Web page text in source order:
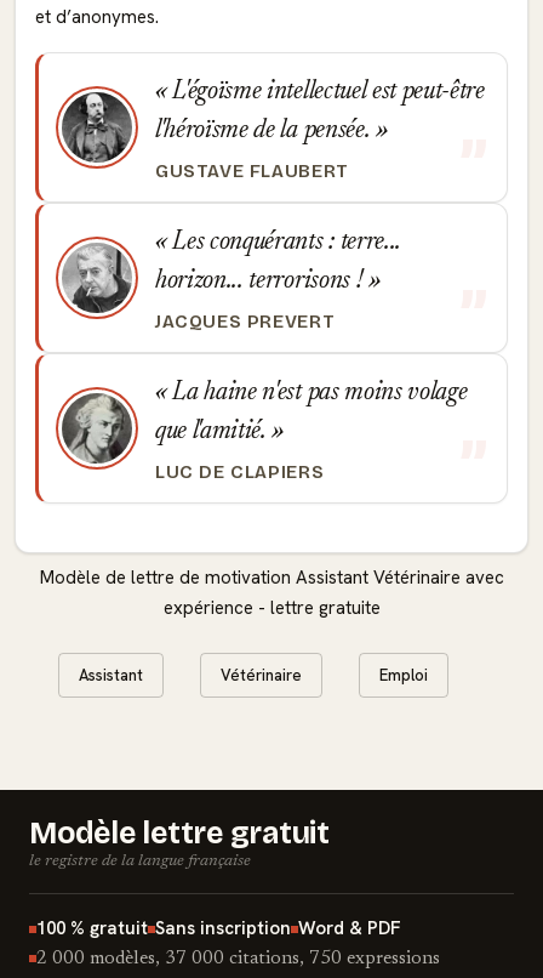
et d’anonymes.
L'égoïsme intellectuel est peut-être
l'héroïsme de la pensée.
GUSTAVE FLAUBERT
Les conquérants : terre...
horizon... terrorisons !
JACQUES PREVERT
La haine n'est pas moins volage
que l'amitié.
LUC DE CLAPIERS
Modèle de lettre de motivation Assistant Vétérinaire avec
expérience - lettre gratuite
Assistant Vétérinaire Emploi
Modèle lettre gratuit
le registre de la langue française
100 % gratuit Sans inscription Word & PDF
2 000 modèles, 37 000 citations, 750 expressions